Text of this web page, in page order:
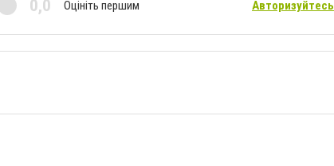
0,0 Оцініть першим Авторизуйтесь